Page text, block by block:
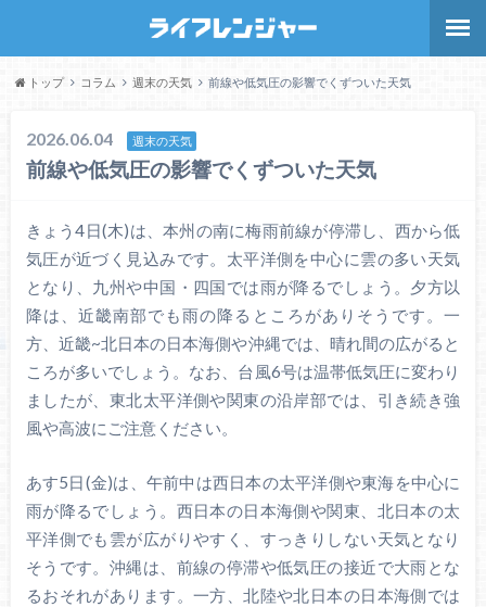
トップ コラム 週末の天気 前線や低気圧の影響でくずついた天気
2026.06.04 週末の天気
前線や低気圧の影響でくずついた天気
きょう4日(木)は、本州の南に梅雨前線が停滞し、西から低
気圧が近づく見込みです。太平洋側を中心に雲の多い天気
となり、九州や中国・四国では雨が降るでしょう。夕方以
降は、近畿南部でも雨の降るところがありそうです。一
方、近畿~北日本の日本海側や沖縄では、晴れ間の広がると
ころが多いでしょう。なお、台風6号は温帯低気圧に変わり
ましたが、東北太平洋側や関東の沿岸部では、引き続き強
風や高波にご注意ください。
あす5日(金)は、午前中は西日本の太平洋側や東海を中心に
雨が降るでしょう。西日本の日本海側や関東、北日本の太
平洋側でも雲が広がりやすく、すっきりしない天気となり
そうです。沖縄は、前線の停滞や低気圧の接近で大雨とな
るおそれがあります。一方、北陸や北日本の日本海側では